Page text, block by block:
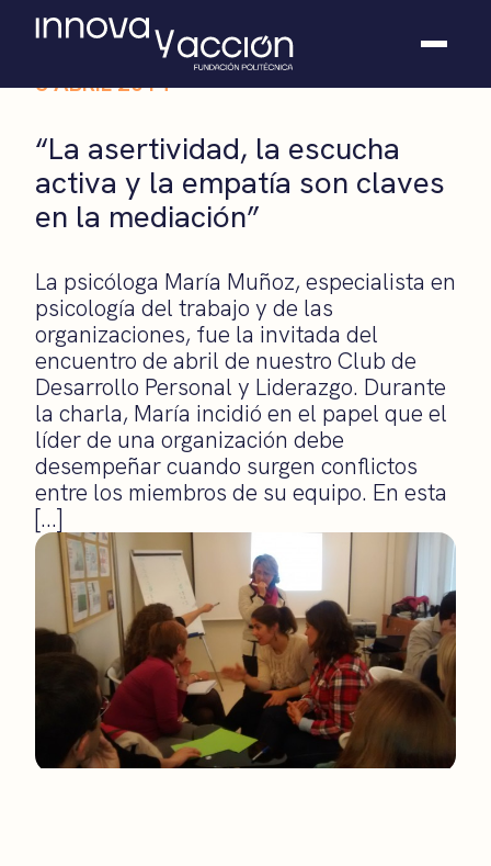
Somos fundación
Casos de éxito
Hackathones
Contacto
3 ABRIL 2014
“La asertividad, la escucha
activa y la empatía son claves
en la mediación”
La psicóloga María Muñoz, especialista en
psicología del trabajo y de las
organizaciones, fue la invitada del
encuentro de abril de nuestro Club de
Desarrollo Personal y Liderazgo. Durante
la charla, María incidió en el papel que el
líder de una organización debe
desempeñar cuando surgen conflictos
entre los miembros de su equipo. En esta
[…]